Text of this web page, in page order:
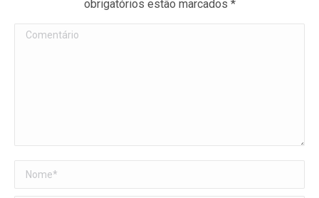
obrigatórios estão marcados *
Comentário
Nome *